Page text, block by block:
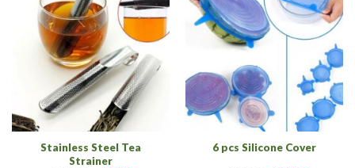
Stainless Steel Tea
Strainer
6 pcs Silicone Cover